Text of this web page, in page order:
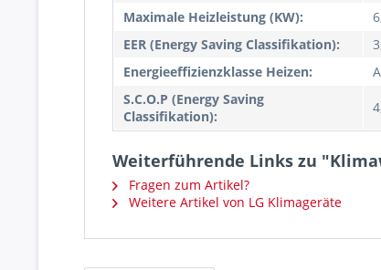
Maximale Heizleistung (KW):
EER (Energy Saving Classifikation):
Energieeffizienzklasse Heizen:
S.C.O.P (Energy Saving
Classifikation):
Weiterführende Links zu
Fragen zum Artikel?
Weitere Artikel von LG Klimageräte